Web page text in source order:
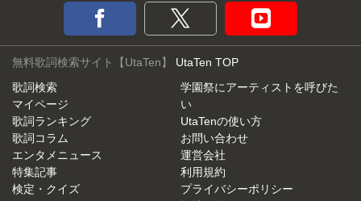
無料歌詞検索サイト【UtaTen】 UtaTen TOP
歌詞検索
マイページ
歌詞ランキング
歌詞コラム
エンタメニュース
特集記事
検定・クイズ
学園祭にアーティストを呼びた
い
UtaTenの使い方
お問い合わせ
運営会社
利用規約
プライバシーポリシー